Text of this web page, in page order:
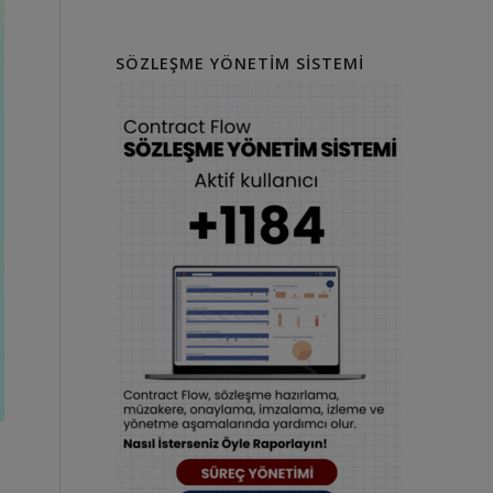
SÖZLEŞME YÖNETIM SISTEMI